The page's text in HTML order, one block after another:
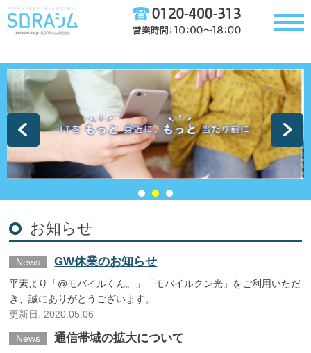
お知らせ
News GW休業のお知らせ
平素より「@モバイルくん。」「モバイルクン光」をご利用いただ
き、誠にありがとうございます。
更新日: 2020.05.06
News 通信帯域の拡大について